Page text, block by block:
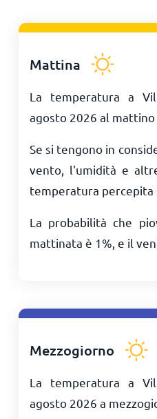
Mattina
La temperatura a
agosto 2026 al
Se si tengono in
vento, l'umidità e
temperatura percepita
La probabilità che
mattinata è 1%, e il
Mezzogiorno
La temperatura a
agosto 2026 a